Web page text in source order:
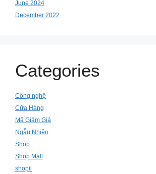
June 2024
December 2022
Categories
Công nghệ
Cửa Hàng
Mã Giảm Giá
Ngẫu Nhiên
Shop
Shop Mall
shopii